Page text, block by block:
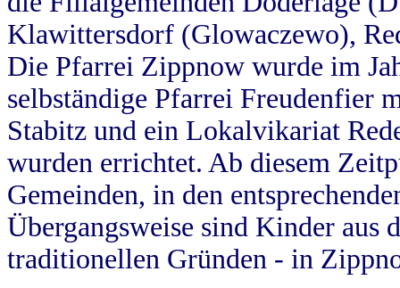
Klawittersdorf (Glowaczewo),
Die Pfarrei Zippnow wurde im
selbständige Pfarrei Freudenfier
Stabitz und ein Lokalvikariat
wurden errichtet. Ab diesem
Gemeinden, in den
Übergangsweise sind Kinder aus
traditionellen Gründen - in